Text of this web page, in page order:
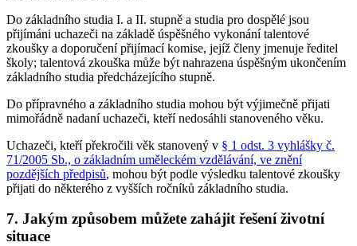
Do základního studia I. a II. stupně a studia pro dospělé jsou
přijímáni uchazeči na základě úspěšného vykonání talentové
zkoušky a doporučení přijímací komise, jejíž členy jmenuje ředitel
školy; talentová zkouška může být nahrazena úspěšným ukončením
základního studia předcházejícího stupně.
Do přípravného a základního studia mohou být výjimečně přijati
mimořádně nadaní uchazeči, kteří nedosáhli stanoveného věku.
Uchazeči, kteří překročili věk stanovený v § 1 odst. 3 vyhlášky č.
71/2005 Sb., o základním uměleckém vzdělávání, ve znění
pozdějších předpisů, mohou být podle výsledku talentové zkoušky
přijati do některého z vyšších ročníků základního studia.
7. Jakým způsobem můžete zahájit řešení životní
situace